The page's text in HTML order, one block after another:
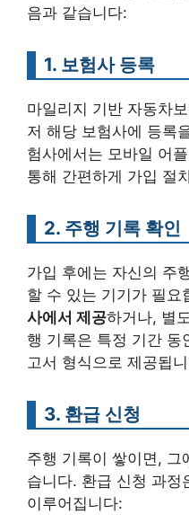
음과 같습니다:
1. 보험사 등록
마일리지 기반 자동차
저 해당 보험사에 등록
험사에서는 모바일 어
통해 간편하게 가입 절
2. 주행 기록 확인
가입 후에는 자신의 주
할 수 있는 기기가 필요
사에서 제공하거나, 별
행 기록은 특정 기간 동
고서 형식으로 제공됩
3. 환급 신청
주행 기록이 쌓이면, 그
습니다. 환급 신청 과정
이루어집니다: